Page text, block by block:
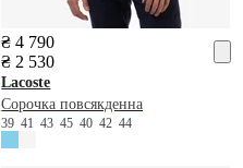
₴ 4 790
₴ 2 530
Lacoste
Сорочка повсякденна
39414345404244